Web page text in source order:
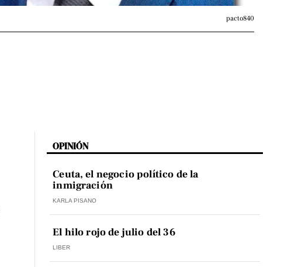
pacto840
OPINIÓN
Ceuta, el negocio político de la
inmigración
KARLA PISANO
El hilo rojo de julio del 36
LIBER